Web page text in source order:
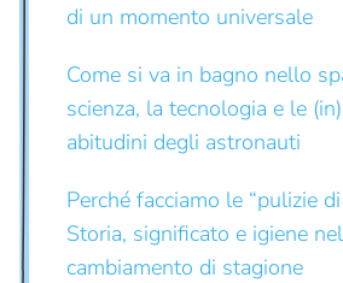
di un momento universale
Come si va in bagno nello
scienza, la tecnologia e le
abitudini degli astronauti
Perché facciamo le “pulizie
Storia, significato e igiene nel
cambiamento di stagione